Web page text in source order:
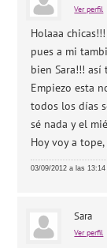
Ver perfil
Holaaa chicas!!!
pues a mi
bien Sara!!!
Empiezo esta
todos los días
sé nada y el
Hoy voy a
03/09/2012 a las 13:14
Sara
Ver perfil